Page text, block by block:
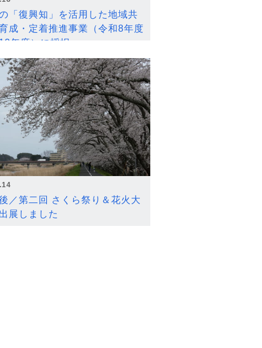
「復興知」を活用した地域共
成・定着推進事業（令和8年度
年度）に採択
／第二回 さくら祭り＆花火大
展しました